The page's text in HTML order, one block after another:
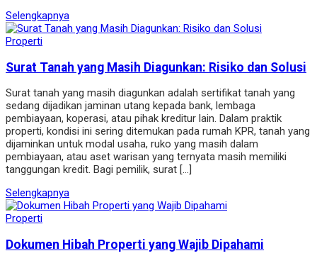
Selengkapnya
Properti
Surat Tanah yang Masih Diagunkan: Risiko dan Solusi
Surat tanah yang masih diagunkan adalah sertifikat tanah yang
sedang dijadikan jaminan utang kepada bank, lembaga
pembiayaan, koperasi, atau pihak kreditur lain. Dalam praktik
properti, kondisi ini sering ditemukan pada rumah KPR, tanah yang
dijaminkan untuk modal usaha, ruko yang masih dalam
pembiayaan, atau aset warisan yang ternyata masih memiliki
tanggungan kredit. Bagi pemilik, surat […]
Selengkapnya
Properti
Dokumen Hibah Properti yang Wajib Dipahami